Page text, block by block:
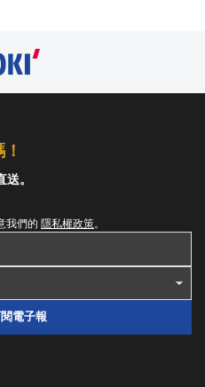
。
我們的 隱私權政策。
電子報